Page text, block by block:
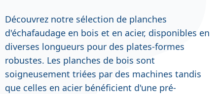
Découvrez notre sélection de planches
d'échafaudage en bois et en acier, disponibles en
diverses longueurs pour des plates-formes
robustes. Les planches de bois sont
soigneusement triées par des machines tandis
que celles en acier bénéficient d'une pré-